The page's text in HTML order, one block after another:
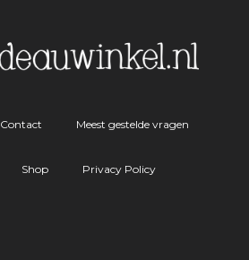
Contact Meest gestelde vragen
Shop Privacy Policy